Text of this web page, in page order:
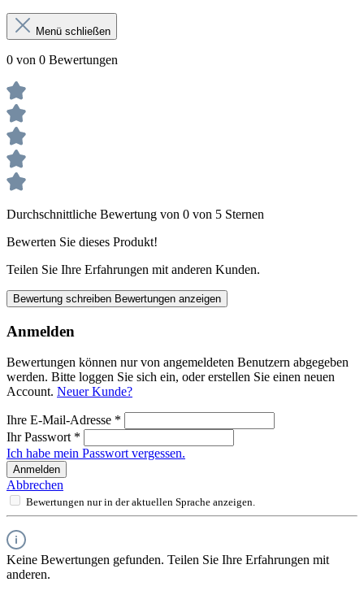
Menü schließen
0 von 0 Bewertungen
Durchschnittliche Bewertung von 0 von 5 Sternen
Bewerten Sie dieses Produkt!
Teilen Sie Ihre Erfahrungen mit anderen Kunden.
Bewertung schreiben Bewertungen anzeigen
Anmelden
Bewertungen können nur von angemeldeten Benutzern abgegeben
werden. Bitte loggen Sie sich ein, oder erstellen Sie einen neuen
Account. Neuer Kunde?
Ihre E-Mail-Adresse *
Ihr Passwort *
Ich habe mein Passwort vergessen.
Anmelden
Abbrechen
Bewertungen nur in der aktuellen Sprache anzeigen.
Keine Bewertungen gefunden. Teilen Sie Ihre Erfahrungen mit
anderen.